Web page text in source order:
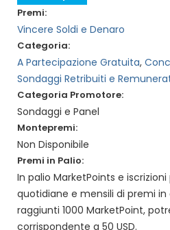
Premi:
Vincere Soldi e Denaro
Categoria:
A Partecipazione Gratuita,
Sondaggi Retribuiti e
Categoria Promotore:
Sondaggi e Panel
Montepremi:
Non Disponibile
Premi in Palio:
In palio MarketPoints e
quotidiane e mensili di premi
raggiunti 1000 MarketPoint,
corrispondente a 50 USD.